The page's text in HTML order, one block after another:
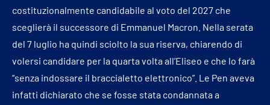
costituzionalmente candidabile al voto del 2027 che
sceglierà il successore di Emmanuel Macron. Nella serata
del 7 luglio ha quindi sciolto la sua riserva, chiarendo di
volersi candidare per la quarta volta all’Eliseo e che lo farà
“senza indossare il braccialetto elettronico”. Le Pen aveva
infatti dichiarato che se fosse stata condannata a